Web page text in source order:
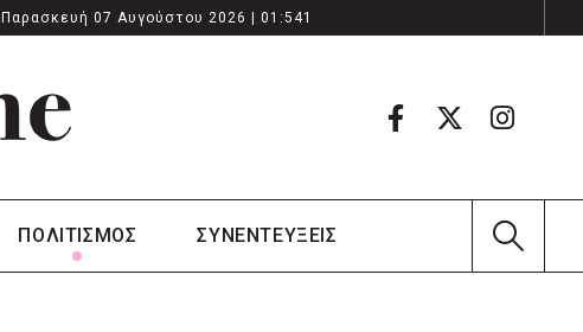
Παρασκευή 07 Αυγούστου 2026 | 01:541
ΠΟΛΙΤΙΣΜΟΣ ΣΥΝΕΝΤΕΥΞΕΙΣ